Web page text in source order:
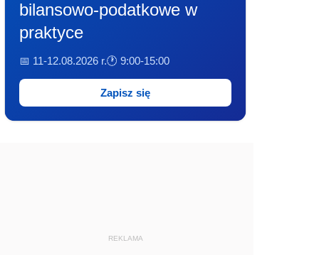
bilansowo-podatkowe w
praktyce
📅 11-12.08.2026 r.🕐 9:00-15:00
Zapisz się
REKLAMA